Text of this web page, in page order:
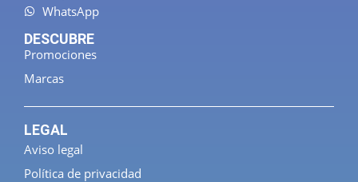
WhatsApp
DESCUBRE
Promociones
Marcas
LEGAL
Aviso legal
Política de privacidad